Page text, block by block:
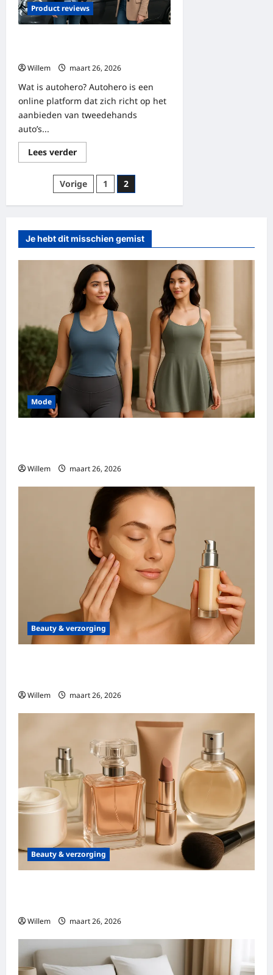
Product reviews
Willem
maart 26, 2026
Wat is autohero? Autohero is een
online platform dat zich richt op het
aanbieden van tweedehands
auto’s...
Lees verderLees
meer
Alles
wat
je
moet
autohero
Berichten
paginering
Vorige 1 2
Je hebt dit misschien gemist
Mode
Willem maart 26, 2026
Beauty & verzorging
Willem maart 26, 2026
Beauty & verzorging
Willem maart 26, 2026